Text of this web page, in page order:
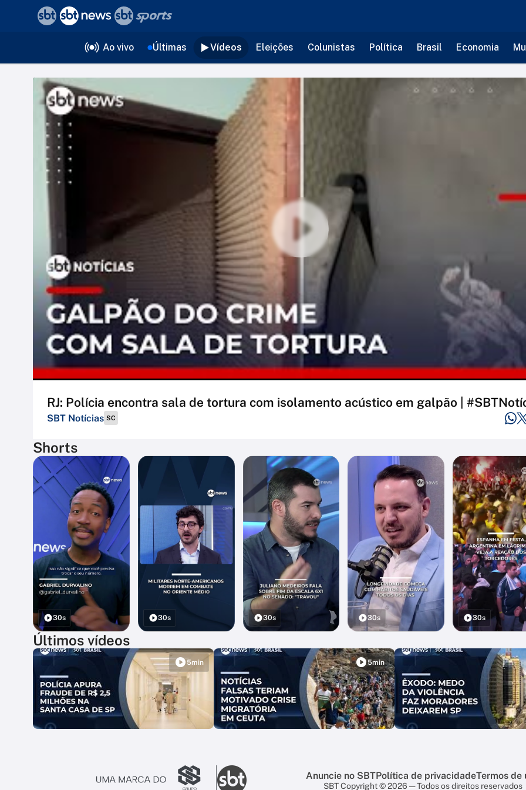
Ao vivo Últimas Vídeos Eleições Colunistas Política Brasil Economia
RJ: Polícia encontra sala de tortura com isolamento acústico em galpão |
SBT Notícias SC
Shorts
30s 30s 30s 30s 30s
Últimos vídeos
5min 5min
Anuncie no SBTPolítica de privacidadeTermos de
SBT Copyright © 2026 — Todos os direitos reservados
voltar
Editorias